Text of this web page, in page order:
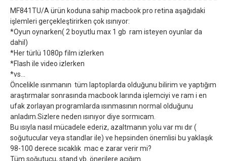
MF841TU/A ürün koduna sahip macbook pro retina aşağıdaki
işlemleri gerçekleştirirken çok ısınıyor:
*Oyun oynarken( 2 boyutlu max 1 gb ram isteyen oyunlar da
dahil)
*Her türlü 1080p film izlerken
*Flash ile video izlerken
*vs...
Öncelikle ısınmanın tüm laptoplarda olduğunu bilirim ve yaptığım
araştırmalar sonrasında macbook larında işlemciyi ve ram i en
ufak zorlayan programlarda ısınmasının normal olduğunu
anladım.Sizlere neden ısınıyor diye sormıcam.
Bu ısıyla nasıl mücadele ederiz, azaltmanın yolu var mı dır (
soğutucular veya standlar ile) ve hepsinden önemlisi bu yaklaşık
98-100 derece sıcaklık mac e zarar verir mi?
Tüm soğutucu, stand vb. önerilere açığım.